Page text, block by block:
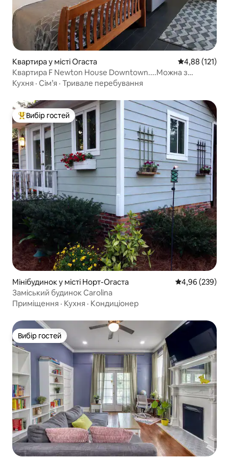
Квартира у місті Огаста Середня
4,88 (121)
Квартира F Newton House Downtown....Можна з
собакою
Кухня · Сім’я · Тривале перебування
Топ вибір гостей
Вибір гостей
Мінібудинок у місті Норт-Огаста Середня
4,96 (239)
Заміський будинок Carolina
Приміщення · Кухня · Кондиціонер
Вибір гостей
Вибір гостей